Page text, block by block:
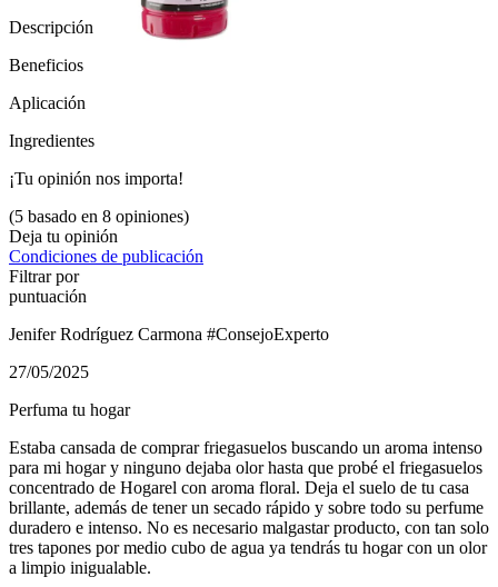
Descripción
Beneficios
Aplicación
Ingredientes
¡Tu opinión nos importa!
(5 basado en 8 opiniones)
Deja tu opinión
Condiciones de publicación
Filtrar por
puntuación
Jenifer Rodríguez Carmona #ConsejoExperto
27/05/2025
Perfuma tu hogar
Estaba cansada de comprar friegasuelos buscando un aroma intenso
para mi hogar y ninguno dejaba olor hasta que probé el friegasuelos
concentrado de Hogarel con aroma floral. Deja el suelo de tu casa
brillante, además de tener un secado rápido y sobre todo su perfume
duradero e intenso. No es necesario malgastar producto, con tan solo
tres tapones por medio cubo de agua ya tendrás tu hogar con un olor
a limpio inigualable.